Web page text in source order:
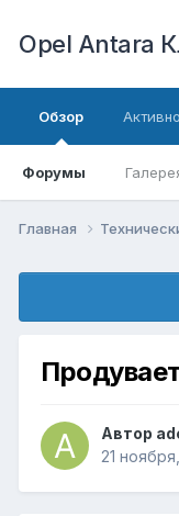
Opel Antara
Обзор
Форумы
Главная
Автор
21